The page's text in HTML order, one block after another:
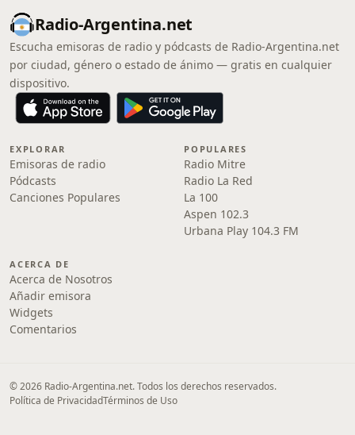
Radio-Argentina.net
Escucha emisoras de radio y pódcasts de Radio-Argentina.net
por ciudad, género o estado de ánimo — gratis en cualquier
dispositivo.
EXPLORAR
Emisoras de radio
Pódcasts
Canciones Populares
POPULARES
Radio Mitre
Radio La Red
La 100
Aspen 102.3
Urbana Play 104.3 FM
ACERCA DE
Acerca de Nosotros
Añadir emisora
Widgets
Comentarios
© 2026 Radio-Argentina.net. Todos los derechos reservados.
Política de PrivacidadTérminos de Uso